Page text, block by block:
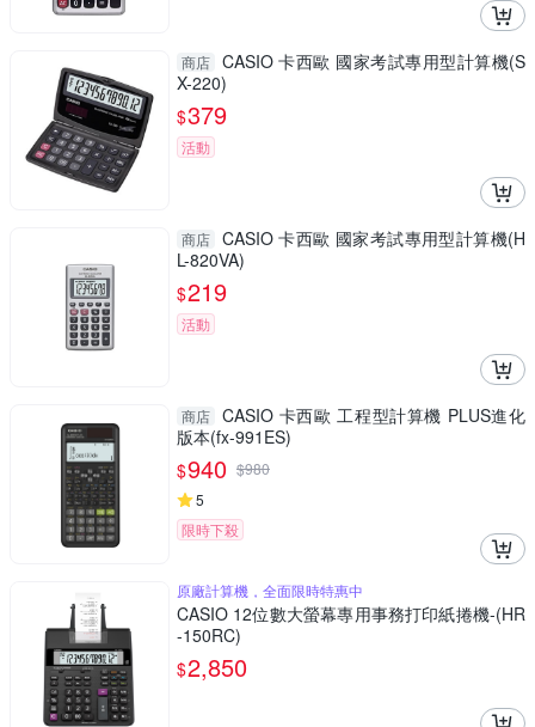
商店 CASIO 卡西歐 國家考試專用型計算機(S
X-220)
$379
活動
商店 CASIO 卡西歐 國家考試專用型計算機(H
L-820VA)
$219
活動
商店 CASIO 卡西歐 工程型計算機 PLUS進化
版本(fx-991ES)
$940 $980
5
限時下殺
原廠計算機，全面限時特惠中
CASIO 12位數大螢幕專用事務打印紙捲機-(HR
-150RC)
$2,850